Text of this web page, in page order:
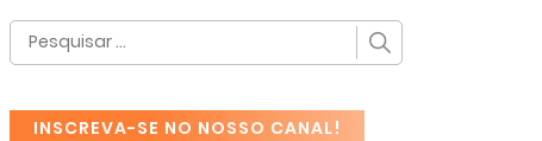
INSCREVA-SE NO NOSSO CANAL!